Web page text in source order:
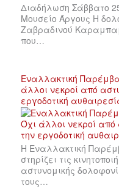
Διαδήλωση Σάββατο
Μουσείο Άργους Η
Ζαβραδινού
που…
Εναλλακτική
άλλοι νεκροί από
εργοδοτική
Η Εναλλακτική
στηρίζει τις
αστυνομικής
τους…